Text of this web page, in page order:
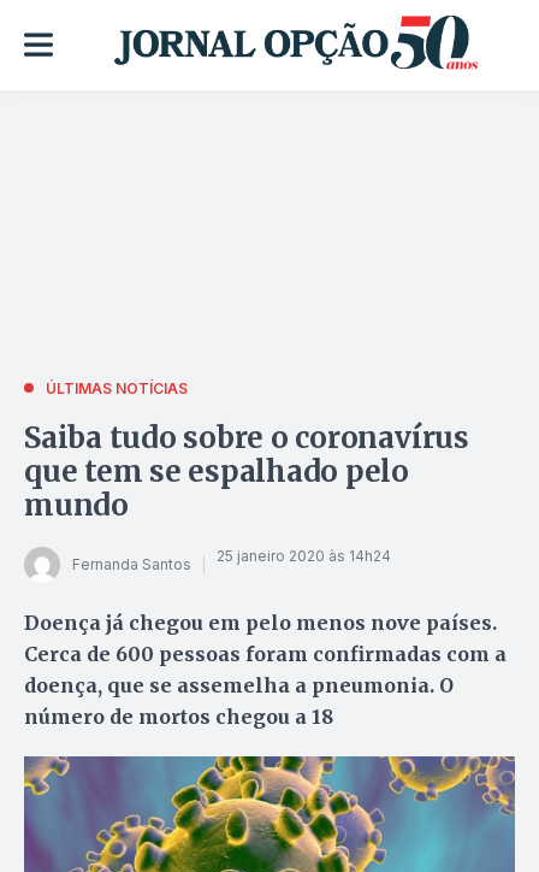
ÚLTIMAS NOTÍCIAS
Saiba tudo sobre o coronavírus
que tem se espalhado pelo
mundo
Fernanda Santos 25 janeiro 2020 às 14h24
Doença já chegou em pelo menos nove países.
Cerca de 600 pessoas foram confirmadas com a
doença, que se assemelha a pneumonia. O
número de mortos chegou a 18